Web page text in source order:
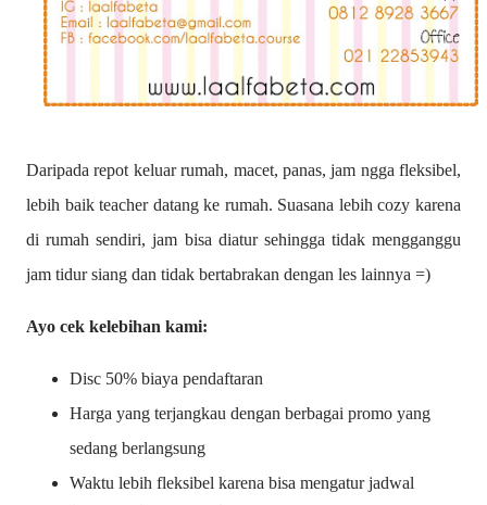
Daripada repot keluar rumah, macet, panas, jam ngga fleksibel,
lebih baik teacher datang ke rumah. Suasana lebih cozy karena
di rumah sendiri, jam bisa diatur sehingga tidak mengganggu
jam tidur siang dan tidak bertabrakan dengan les lainnya =)
Ayo cek kelebihan kami:
Disc 50% biaya pendaftaran
Harga yang terjangkau dengan berbagai promo yang
sedang berlangsung
Waktu lebih fleksibel karena bisa mengatur jadwal